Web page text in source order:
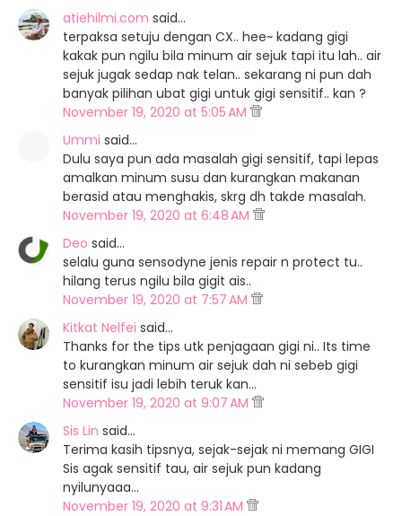
atiehilmi.com said…
terpaksa setuju dengan CX.. hee~ kadang gigi
kakak pun ngilu bila minum air sejuk tapi itu lah.. air
sejuk jugak sedap nak telan.. sekarang ni pun dah
banyak pilihan ubat gigi untuk gigi sensitif.. kan ?
November 19, 2020 at 5:05 AM
Ummi said…
Dulu saya pun ada masalah gigi sensitif, tapi lepas
amalkan minum susu dan kurangkan makanan
berasid atau menghakis, skrg dh takde masalah.
November 19, 2020 at 6:48 AM
Deo said…
selalu guna sensodyne jenis repair n protect tu..
hilang terus ngilu bila gigit ais..
November 19, 2020 at 7:57 AM
Kitkat Nelfei said…
Thanks for the tips utk penjagaan gigi ni.. Its time
to kurangkan minum air sejuk dah ni sebeb gigi
sensitif isu jadi lebih teruk kan...
November 19, 2020 at 9:07 AM
Sis Lin said…
Terima kasih tipsnya, sejak-sejak ni memang GIGI
Sis agak sensitif tau, air sejuk pun kadang
nyilunyaaa...
November 19, 2020 at 9:31 AM